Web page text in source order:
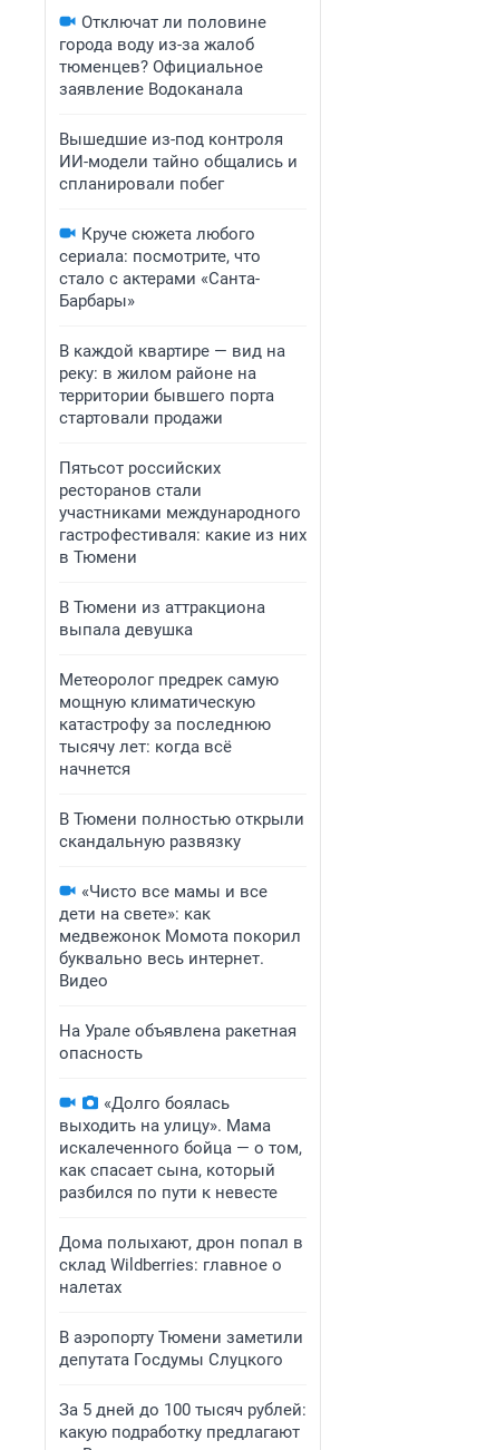
Отключат ли половине
города воду из-за жалоб
тюменцев? Официальное
заявление Водоканала
Вышедшие из-под контроля
ИИ-модели тайно общались и
спланировали побег
Круче сюжета любого
сериала: посмотрите, что
стало с актерами «Санта-
Барбары»
В каждой квартире — вид на
реку: в жилом районе на
территории бывшего порта
стартовали продажи
Пятьсот российских
ресторанов стали
участниками международного
гастрофестиваля: какие из них
в Тюмени
В Тюмени из аттракциона
выпала девушка
Метеоролог предрек самую
мощную климатическую
катастрофу за последнюю
тысячу лет: когда всё
начнется
В Тюмени полностью открыли
скандальную развязку
«Чисто все мамы и все
дети на свете»: как
медвежонок Момота покорил
буквально весь интернет.
Видео
На Урале объявлена ракетная
опасность
«Долго боялась
выходить на улицу». Мама
искалеченного бойца — о том,
как спасает сына, который
разбился по пути к невесте
Дома полыхают, дрон попал в
склад Wildberries: главное о
налетах
В аэропорту Тюмени заметили
депутата Госдумы Слуцкого
За 5 дней до 100 тысяч рублей:
какую подработку предлагают